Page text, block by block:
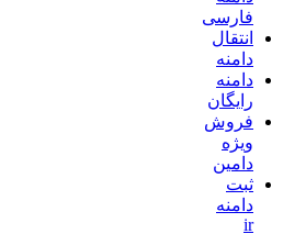
فارسی
انتقال
دامنه
دامنه
رایگان
فروش
ویژه
دامین
ثبت
دامنه
ir